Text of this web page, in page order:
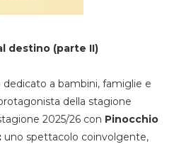
destino (parte II)
a bambini, famiglie e
della stagione
2025/26 con Pinocchio
uno spettacolo coinvolgente,